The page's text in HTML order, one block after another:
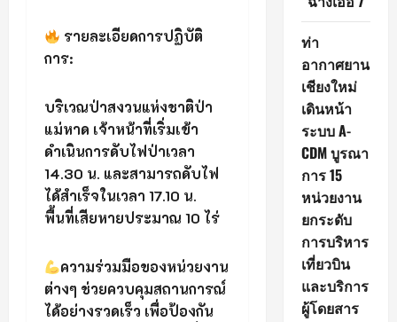
รายละเอียดการปฏิบัติ
การ:
บริเวณป่าสงวนแห่งชาติป่า
แม่หาด เจ้าหน้าที่เริ่มเข้า
ดำเนินการดับไฟป่าเวลา
14.30 น. และสามารถดับไฟ
ได้สำเร็จในเวลา 17.10 น.
พื้นที่เสียหายประมาณ 10 ไร่
ความร่วมมือของหน่วยงาน
ต่างๆ ช่วยควบคุมสถานการณ์
ได้อย่างรวดเร็ว เพื่อป้องกัน
ท่า
อากาศยาน
เชียงใหม่
เดินหน้า
ระบบ A-
CDM บูรณา
การ 15
หน่วยงาน
ยกระดับ
การบริหาร
เที่ยวบิน
และบริการ
ผู้โดยสาร